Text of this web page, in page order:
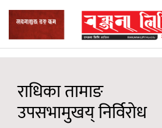
राधिका तामाङ
उपसभामुखय् निर्विरोध